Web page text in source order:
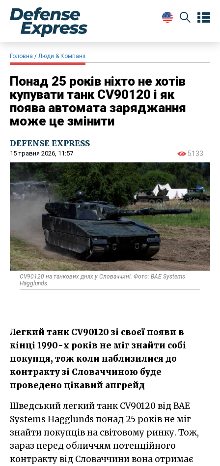
Головна Люди & Компанії
Понад 25 років ніхто не хотів
купувати танк CV90120 і як
поява автомата заряджання
може це змінити
DEFENSE EXPRESS
15 травня 2026, 11:57 5133
CV90120 на танкових днях у Словаччині. Фото: BAE Systems
Hägglunds
Легкий танк CV90120 зі своєї появи в
кінці 1990-х років не міг знайти собі
покупця, тож коли наблизилися до
контракту зі Словаччиною буде
проведено цікавий апгрейд
Шведський легкий танк CV90120 від BAE
Systems Hagglunds понад 25 років не міг
знайти покупців на світовому ринку. Тож,
зараз перед обличчям потенційного
контракту від Словаччини вона отримає